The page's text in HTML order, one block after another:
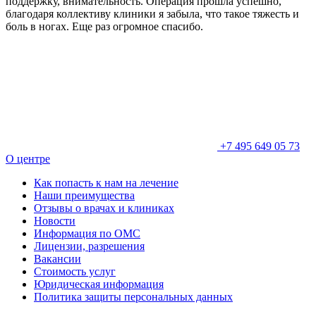
благодаря коллективу клиники я забыла, что такое тяжесть и
боль в ногах. Еще раз огромное спасибо.
+7 495 649 05 73
О центре
Как попасть к нам на лечение
Наши преимущества
Отзывы о врачах и клиниках
Новости
Информация по ОМС
Лицензии, разрешения
Вакансии
Стоимость услуг
Юридическая информация
Политика защиты персональных данных